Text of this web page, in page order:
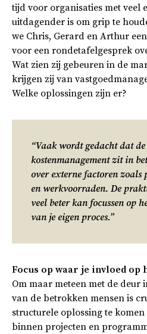
tijd voor organisaties met veel
uitdagender is om grip te
we Chris, Gerard en Arthur
voor een rondetafelgesprek
Wat zien zij gebeuren in de
krijgen zij van
Welke oplossingen zijn er?
“Vaak wordt gedacht dat
kostenmanagement zit in
over externe factoren zoals
en werkvoorraden. De
veel beter kan focussen op
van je eigen proces.”
Focus op waar je invloed op
Om maar meteen met de deur
van de betrokken mensen is
structurele oplossing te
binnen projecten en